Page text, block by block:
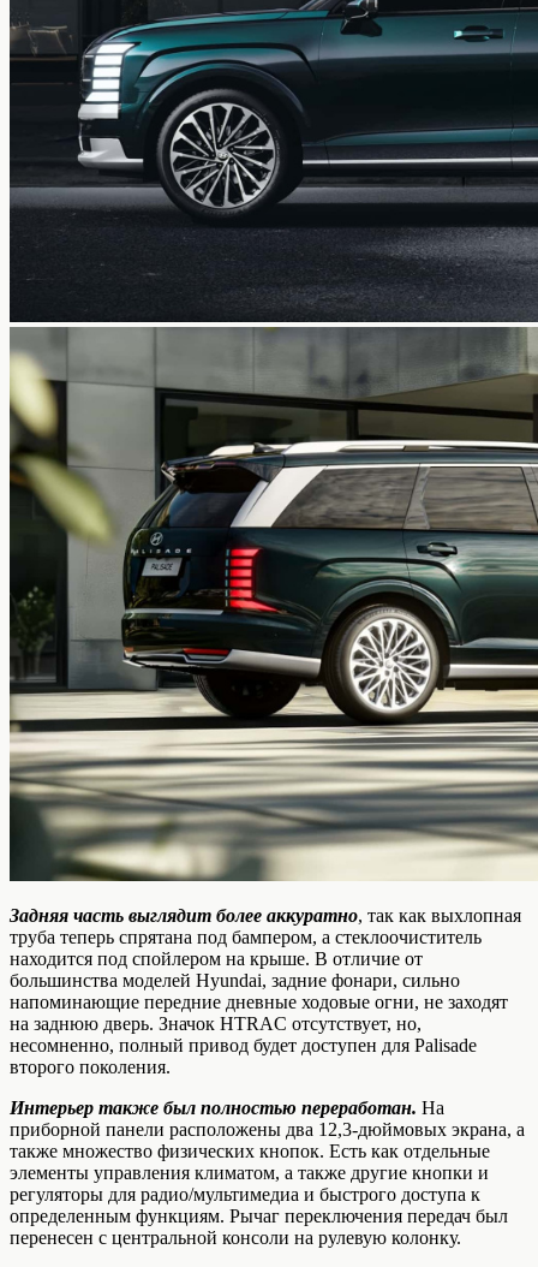
Задняя часть выглядит более аккуратно, так как выхлопная
труба теперь спрятана под бампером, а стеклоочиститель
находится под спойлером на крыше. В отличие от
большинства моделей Hyundai, задние фонари, сильно
напоминающие передние дневные ходовые огни, не заходят
на заднюю дверь. Значок HTRAC отсутствует, но,
несомненно, полный привод будет доступен для Palisade
второго поколения.
Интерьер также был полностью переработан. На
приборной панели расположены два 12,3-дюймовых экрана, а
также множество физических кнопок. Есть как отдельные
элементы управления климатом, а также другие кнопки и
регуляторы для радио/мультимедиа и быстрого доступа к
определенным функциям. Рычаг переключения передач был
перенесен с центральной консоли на рулевую колонку.